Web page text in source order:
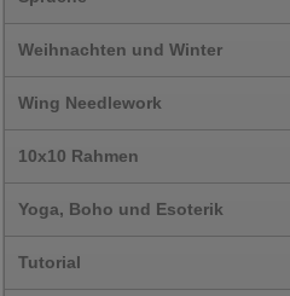
Weihnachten und Winter
Wing Needlework
10x10 Rahmen
Yoga, Boho und Esoterik
Tutorial